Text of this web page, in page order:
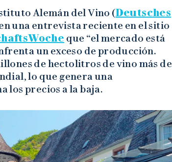
Alemán del Vino (Deutsches
una entrevista reciente en el sitio
que “el mercado está
un exceso de producción.
de hectolitros de vino más de
lo que genera una
los precios a la baja.